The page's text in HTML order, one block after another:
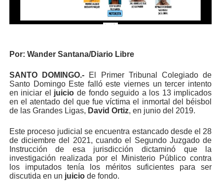
Por: Wander Santana/Diario Libre
SANTO DOMINGO.- El Primer Tribunal Colegiado de
Santo Domingo Este falló este viernes un tercer intento
en iniciar el juicio de fondo seguido a los 13 implicados
en el atentado del que fue víctima el inmortal del béisbol
de las Grandes Ligas, David Ortiz, en junio del 2019.
Este proceso judicial se encuentra estancado desde el 28
de diciembre del 2021, cuando el Segundo Juzgado de
Instrucción de esa jurisdicción dictaminó que la
investigación realizada por el Ministerio Público contra
los imputados tenía los méritos suficientes para ser
discutida en un juiciode fondo.